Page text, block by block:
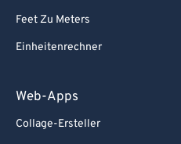
Feet Zu Meters
Einheitenrechner
Web-Apps
Collage-Ersteller